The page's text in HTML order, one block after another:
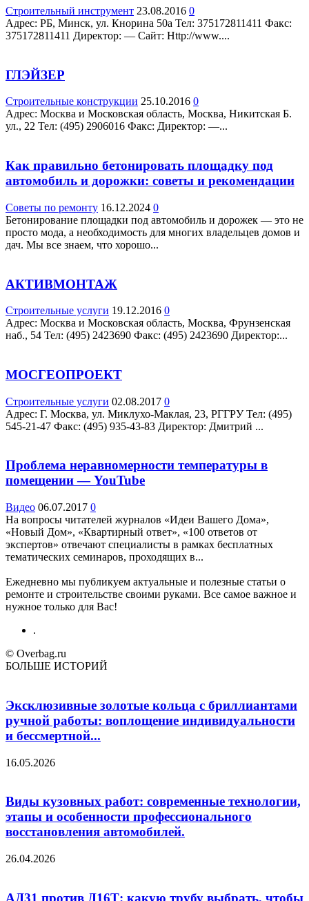
Строительный инструмент 23.08.2016 0
Адрес: РБ, Минск, ул. Кнорина 50а Teл: 375172811411 Факс:
375172811411 Директор: — Сайт: Http://www....
ГЛЭЙЗЕР
Строительные конструкции 25.10.2016 0
Адрес: Москва и Московская область, Москва, Никитская Б.
ул., 22 Teл: (495) 2906016 Факс: Директор: —...
Как правильно бетонировать площадку под
автомобиль и дорожки: советы и рекомендации
Советы по ремонту 16.12.2024 0
Бетонирование площадки под автомобиль и дорожек — это не
просто мода, а необходимость для многих владельцев домов и
дач. Мы все знаем, что хорошо...
АКТИВМОНТАЖ
Строительные услуги 19.12.2016 0
Адрес: Москва и Московская область, Москва, Фрунзенская
наб., 54 Teл: (495) 2423690 Факс: (495) 2423690 Директор:...
МОСГЕОПРОЕКТ
Строительные услуги 02.08.2017 0
Адрес: Г. Москва, ул. Миклухо-Маклая, 23, РГГРУ Teл: (495)
545-21-47 Факс: (495) 935-43-83 Директор: Дмитрий ...
Проблема неравномерности температуры в
помещении — YouTube
Видео 06.07.2017 0
На вопросы читателей журналов «Идеи Вашего Дома»,
«Новый Дом», «Квартирный ответ», «100 ответов от
экспертов» отвечают специалисты в рамках бесплатных
тематических семинаров, проходящих в...
Ежедневно мы публикуем актуальные и полезные статьи о
ремонте и строительстве своими руками. Все самое важное и
нужное только для Вас!
.
© Overbag.ru
БОЛЬШЕ ИСТОРИЙ
Эксклюзивные золотые кольца с бриллиантами
ручной работы: воплощение индивидуальности
и бессмертной...
16.05.2026
Виды кузовных работ: современные технологии,
этапы и особенности профессионального
восстановления автомобилей.
26.04.2026
АД31 против Д16Т: какую трубу выбрать, чтобы